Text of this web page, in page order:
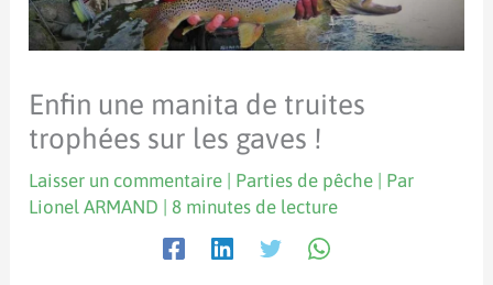
Enfin une manita de truites
trophées sur les gaves !
Laisser un commentaire | Parties de pêche | Par
Lionel ARMAND | 8 minutes de lecture